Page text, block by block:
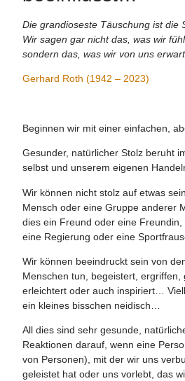
Die grandioseste Täuschung ist die
Wir sagen gar nicht das, was wir
sondern das, was wir von uns
Gerhard Roth (1942 – 2023)
Beginnen wir mit einer einfachen,
Gesunder, natürlicher Stolz beruht
selbst und unserem eigenen
Wir können nicht stolz auf etwas
Mensch oder eine Gruppe anderer
dies ein Freund oder eine Freundin,
eine Regierung oder eine
Wir können beeindruckt sein von
Menschen tun, begeistert, ergriffen,
erleichtert oder auch inspiriert…
ein kleines bisschen neidisch…
All dies sind sehr gesunde,
Reaktionen darauf, wenn eine
von Personen), mit der wir uns
geleistet hat oder uns vorlebt, das